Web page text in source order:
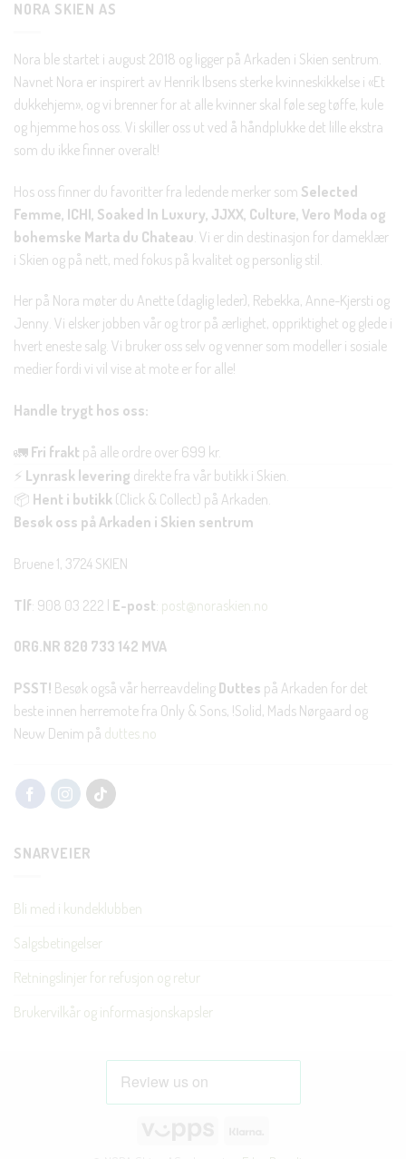
NORA SKIEN AS
Nora ble startet i august 2018 og ligger på Arkaden i Skien sentrum.
Navnet Nora er inspirert av Henrik Ibsens sterke kvinneskikkelse i «Et
dukkehjem», og vi brenner for at alle kvinner skal føle seg tøffe, kule
og hjemme hos oss. Vi skiller oss ut ved å håndplukke det lille ekstra
som du ikke finner overalt!
Hos oss finner du favoritter fra ledende merker som Selected
Femme, ICHI, Soaked In Luxury, JJXX, Culture, Vero Moda og
bohemske Marta du Chateau . Vi er din destinasjon for dameklær
i Skien og på nett, med fokus på kvalitet og personlig stil.
Her på Nora møter du Anette (daglig leder), Rebekka, Anne-Kjersti og
Jenny. Vi elsker jobben vår og tror på ærlighet, oppriktighet og glede i
hvert eneste salg. Vi bruker oss selv og venner som modeller i sosiale
medier fordi vi vil vise at mote er for alle!
Handle trygt hos oss:
🚛 Fri frakt på alle ordre over 699 kr.
⚡ Lynrask levering direkte fra vår butikk i Skien.
📦 Hent i butikk (Click & Collect) på Arkaden.
Besøk oss på Arkaden i Skien sentrum
Bruene 1, 3724 SKIEN
Tlf: 908 03 222 | E-post: post@noraskien.no
ORG.NR 820 733 142 MVA
PSST! Besøk også vår herreavdeling Duttes på Arkaden for det
beste innen herremote fra Only & Sons, !Solid, Mads Nørgaard og
Neuw Denim på duttes.no
SNARVEIER
Bli med i kundeklubben
Salgsbetingelser
Retningslinjer for refusjon og retur
Brukervilkår og informasjonskapsler